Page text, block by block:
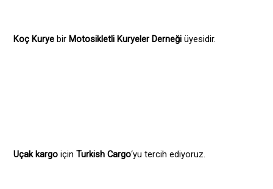
Koç Kurye bir Motosikletli Kuryeler Derneği üyesidir.
Uçak kargo içinTurkish Cargo‘yu tercih ediyoruz.